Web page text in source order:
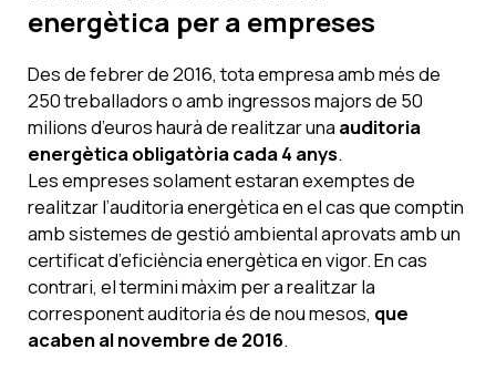
energètica per a empreses
Des de febrer de 2016, tota empresa amb més de
250 treballadors o amb ingressos majors de 50
milions d’euros haurà de realitzar una auditoria
energètica obligatòria cada 4 anys.
Les empreses solament estaran exemptes de
realitzar l’auditoria energètica en el cas que comptin
amb sistemes de gestió ambiental aprovats amb un
certificat d’eficiència energètica en vigor. En cas
contrari, el termini màxim per a realitzar la
corresponent auditoria és de nou mesos, que
acaben al novembre de 2016.